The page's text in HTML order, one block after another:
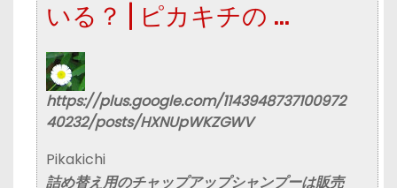
いる？ | ピカキチの …
https://plus.google.com/1143948737100972
40232/posts/HXNUpWKZGWV
Pikakichi
詰め替え用のチャップアップシャンプーは販売